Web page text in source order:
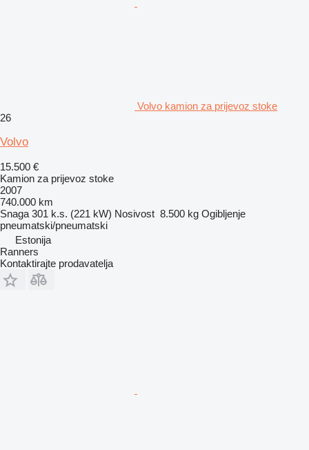
Volvo kamion za prijevoz stoke
26
Volvo
15.500 €
Kamion za prijevoz stoke
2007
740.000 km
Snaga 301 k.s. (221 kW) Nosivost 8.500 kg Ogibljenje
pneumatski/pneumatski
Estonija
Ranners
Kontaktirajte prodavatelja